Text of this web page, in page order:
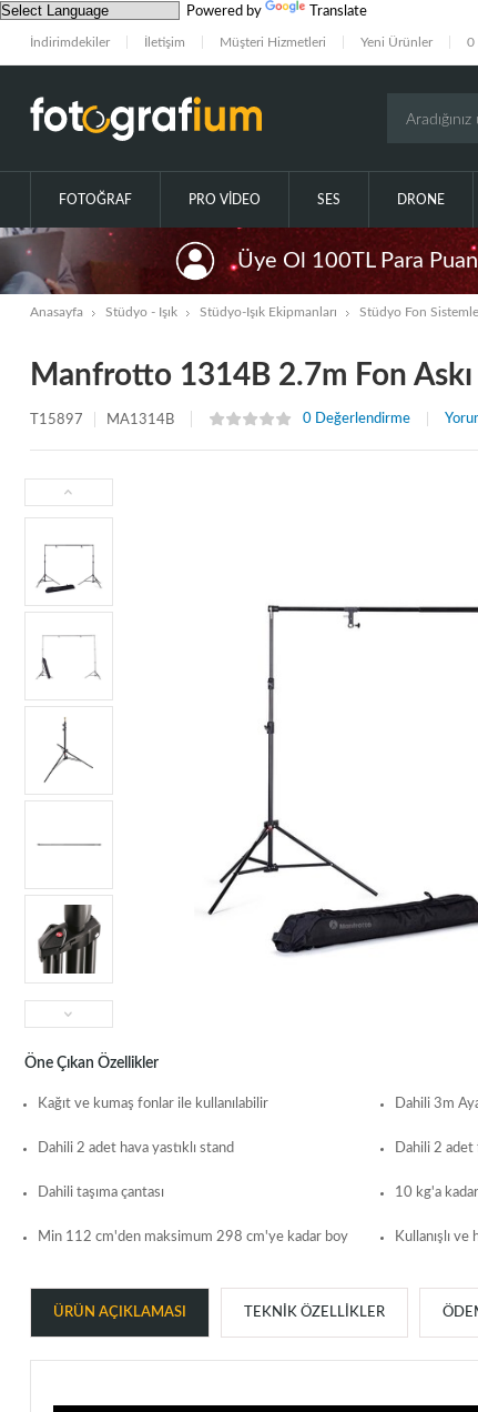
Powered by Translate
İndirimdekiler İletişim Müşteri Hizmetleri Yeni Ürünler 0
FOTOĞRAF PRO VIDEO SES DRONE
Üye Ol 100TL Para
Anasayfa Stüdyo - Işık Stüdyo-Işık Ekipmanları Stüdyo Fon
Manfrotto 1314B 2.7m Fon
T15897 MA1314B 0 Değerlendirme
Öne Çıkan Özellikler
Kağıt ve kumaş fonlar ile kullanılabilir Dahili 3m
Dahili 2 adet hava yastıklı stand Dahili 2 adet
Dahili taşıma çantası 10 kg'a
Min 112 cm'den maksimum 298 cm'ye kadar boy Kullanışlı ve
ÜRÜN AÇIKLAMASI TEKNIK ÖZELLIKLER